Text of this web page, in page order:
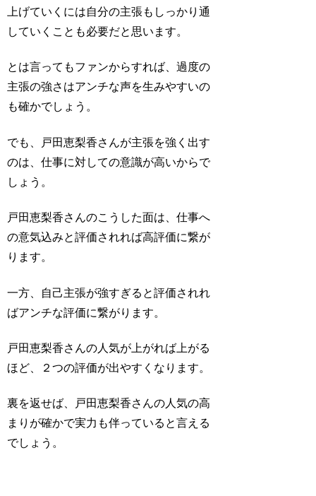
上げていくには自分の主張もしっかり通
していくことも必要だと思います。
とは言ってもファンからすれば、過度の
主張の強さはアンチな声を生みやすいの
も確かでしょう。
でも、戸田恵梨香さんが主張を強く出す
のは、仕事に対しての意識が高いからで
しょう。
戸田恵梨香さんのこうした面は、仕事へ
の意気込みと評価されれば高評価に繋が
ります。
一方、自己主張が強すぎると評価されれ
ばアンチな評価に繋がります。
戸田恵梨香さんの人気が上がれば上がる
ほど、２つの評価が出やすくなります。
裏を返せば、戸田恵梨香さんの人気の高
まりが確かで実力も伴っていると言える
でしょう。